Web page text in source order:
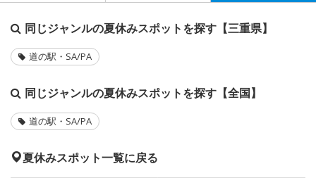
同じジャンルの夏休みスポットを探す【三重県】
道の駅・SA/PA
同じジャンルの夏休みスポットを探す【全国】
道の駅・SA/PA
夏休みスポット一覧に戻る